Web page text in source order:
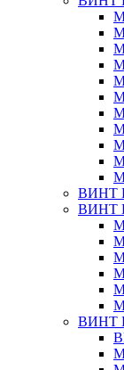
М
М
М
М
ВИНТ
ВИНТ
М
М
М
М
М
М
ВИНТ
М